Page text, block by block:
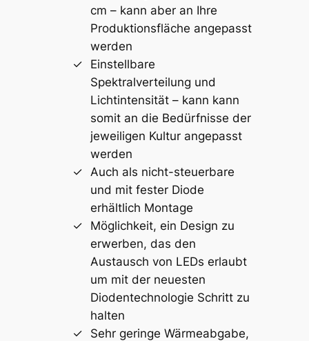
cm – kann aber an Ihre
Produktionsfläche angepasst
werden
Einstellbare
Spektralverteilung und
Lichtintensität – kann kann
somit an die Bedürfnisse der
jeweiligen Kultur angepasst
werden
Auch als nicht-steuerbare
und mit fester Diode
erhältlich Montage
Möglichkeit, ein Design zu
erwerben, das den
Austausch von LEDs erlaubt
um mit der neuesten
Diodentechnologie Schritt zu
halten
Sehr geringe Wärmeabgabe,